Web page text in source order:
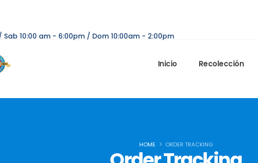
10:00 am - 6:00pm / Dom 10:00am - 2:00pm
Inicio Recolección
HOME ORDER TRACKING